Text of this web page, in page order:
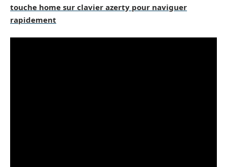
touche home sur clavier azerty pour naviguer
rapidement